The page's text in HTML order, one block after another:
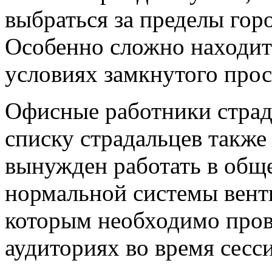
выбраться за пределы
Особенно сложно
условиях замкнутого
Офисные работники
списку страдальцев
вынужден работать в
нормальной системы
которым необходимо
аудиториях во время